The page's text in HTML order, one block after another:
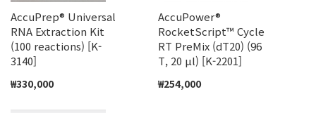
AccuPrep® Universal
RNA Extraction Kit
(100 reactions) [K-
3140]
₩330,000
AccuPower®
RocketScript™ Cycle
RT PreMix (dT20) (96
T, 20 μl) [K-2201]
₩254,000